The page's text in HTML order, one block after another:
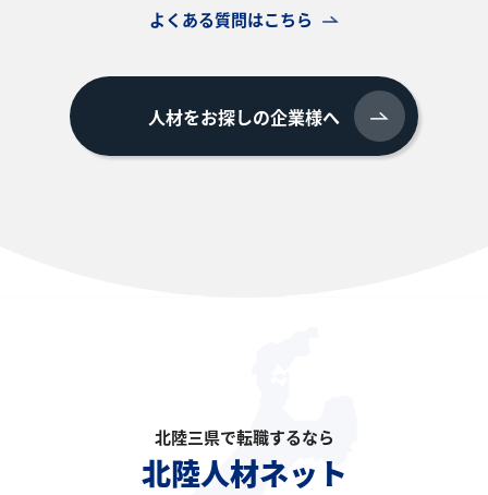
よくある質問はこちら
人材をお探しの企業様へ
北陸三県で転職するなら
北陸人材ネット